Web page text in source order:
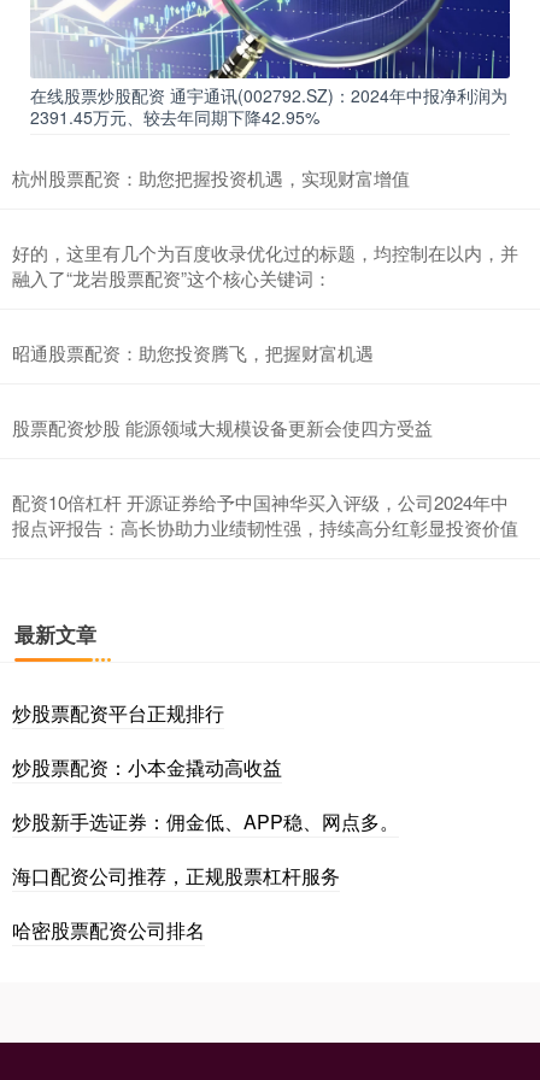
在线股票炒股配资 通宇通讯(002792.SZ)：2024年中报净利润为
2391.45万元、较去年同期下降42.95%
杭州股票配资：助您把握投资机遇，实现财富增值
好的，这里有几个为百度收录优化过的标题，均控制在以内，并
融入了“龙岩股票配资”这个核心关键词：
昭通股票配资：助您投资腾飞，把握财富机遇
股票配资炒股 能源领域大规模设备更新会使四方受益
配资10倍杠杆 开源证券给予中国神华买入评级，公司2024年中
报点评报告：高长协助力业绩韧性强，持续高分红彰显投资价值
最新文章
炒股票配资平台正规排行
炒股票配资：小本金撬动高收益
炒股新手选证券：佣金低、APP稳、网点多。
海口配资公司推荐，正规股票杠杆服务
哈密股票配资公司排名